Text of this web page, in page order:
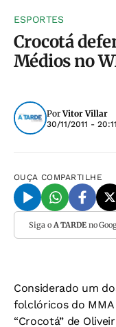
ESPORTES
Crocotá
Médios no
PorVitor Villar
30/11/2011 -
OUÇA COMPARTILHE
Siga o A TARDEno
Considerado um
folclóricos do
“Crocotá” de